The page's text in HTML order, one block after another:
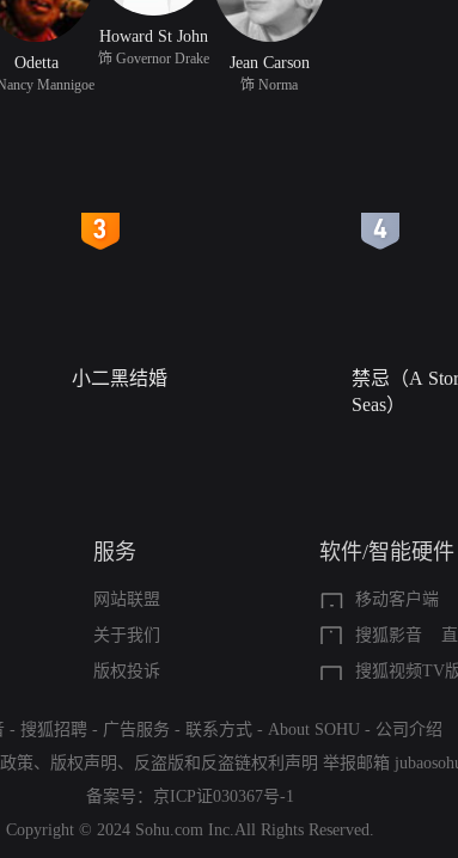
Odetta
Mannigoe
Howard St John
饰 Governor Drake Jean Carson
饰 Norma
小二黑结婚
禁忌（A
Seas）
服务
网站联盟
关于我们
版权投诉
软件/智能硬件
移动客户端
搜狐影音
搜狐视频TV
- 搜狐招聘 - 广告服务 - 联系方式 - About SOHU - 公司介绍
策、 版权声明 、 反盗版和反盗链权利声明 举报邮箱
备案号： 京ICP证030367号-1
Copyright © 2024 Sohu.com Inc.All Rights Reserved.